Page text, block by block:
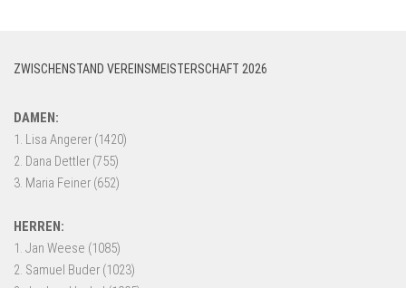
ZWISCHENSTAND VEREINSMEISTERSCHAFT 2026